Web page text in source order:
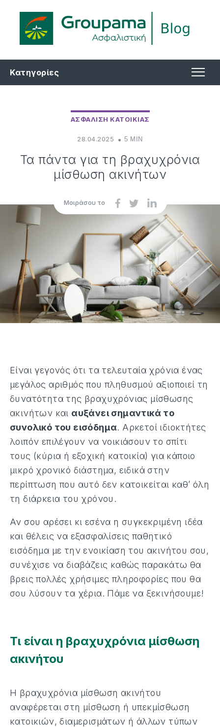
Κατηγορίες
ΑΣΦΑΛΙΣΗ ΚΑΤΟΙΚΙΑΣ
28.04.2025 5 MIN
Τα πάντα για τη βραχυχρόνια
μίσθωση ακινήτων
Μοιράσου το
Είναι γεγονός ότι τα τελευταία χρόνια ένας
μεγάλος αριθμός που πληθυσμού αξιοποιεί τη
δυνατότητα της βραχυχρόνιας μίσθωσης
ακινήτων και αυξάνει σημαντικά το
συνολικό του εισόδημα. Αρκετοί ιδιοκτήτες
λοιπόν επιλέγουν να νοικιάσουν το σπίτι
τους (κύρια ή εξοχική κατοικία) για κάποιο
μικρό χρονικό διάστημα, ειδικά στην
περίπτωση που αυτό δεν κατοικείται καθ’ όλη
τη διάρκεια του χρόνου.
Αν σου αρέσει κι εσένα η συγκεκριμένη ιδέα
και θέλεις να εξασφαλίσεις παθητικό
εισόδημα με την ενοικίαση του ακινήτου σου,
συνέχισε να διαβάζεις καθώς παρακάτω θα
βρεις πολλές χρήσιμες πληροφορίες που θα
σου λύσουν τα χέρια. Πάμε να ξεκινήσουμε!
Τι είναι η βραχυχρόνια μίσθωση
ακινήτου
Η βραχυχρόνια μίσθωση ακινήτου
αναφέρεται στη μίσθωση ή υπεκμίσθωση
κατοικιών, διαμερισμάτων ή άλλων τύπων